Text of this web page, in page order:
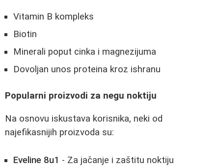
Vitamin B kompleks
Biotin
Minerali poput cinka i magnezijuma
Dovoljan unos proteina kroz ishranu
Popularni proizvodi za negu noktiju
Na osnovu iskustava korisnika, neki od
najefikasnijih proizvoda su:
Eveline 8u1 - Za jačanje i zaštitu noktiju